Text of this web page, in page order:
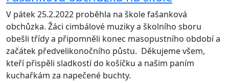
V pátek 25.2.2022 proběhla na škole fašanková
obchůzka. Žáci cimbálové muziky a školního sboru
obešli třídy a připomněli konec masopustního období a
začátek předvelikonočního půstu. Děkujeme všem,
kteří přispěli sladkostí do košíčku a našim paním
kuchařkám za napečené buchty.